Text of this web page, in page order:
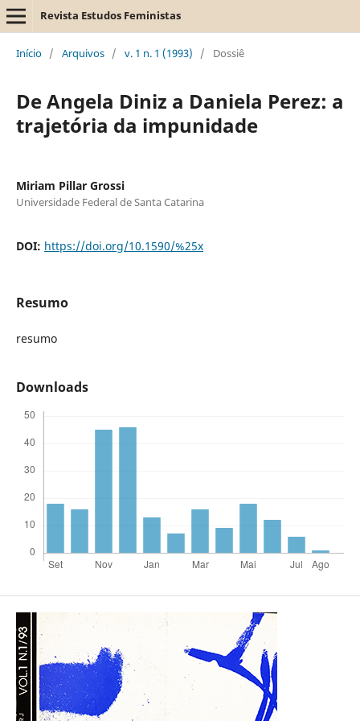
Revista Estudos Feministas
Início / Arquivos / v. 1 n. 1 (1993) / Dossiê
De Angela Diniz a Daniela Perez: a
trajetória da impunidade
Miriam Pillar Grossi
Universidade Federal de Santa Catarina
DOI: https://doi.org/10.1590/%25x
Resumo
resumo
Downloads